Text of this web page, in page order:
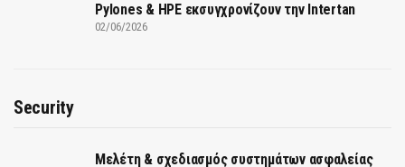
Pylones & HPE εκσυγχρονίζουν την Intertan
02/06/2026
Security
Μελέτη & σχεδιασμός συστημάτων ασφαλείας